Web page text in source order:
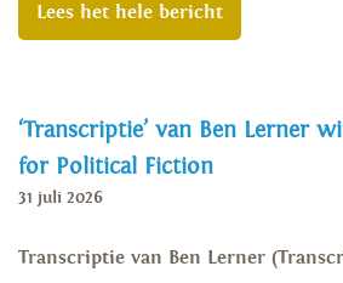
Lees het hele bericht
‘Transcriptie’ van Ben Lerner
for Political Fiction
31 juli 2026
Transcriptie van Ben Lerner